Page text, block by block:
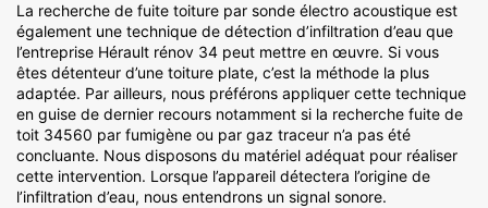
La recherche de fuite toiture par sonde électro acoustique est
également une technique de détection d’infiltration d’eau que
l’entreprise Hérault rénov 34 peut mettre en œuvre. Si vous
êtes détenteur d’une toiture plate, c’est la méthode la plus
adaptée. Par ailleurs, nous préférons appliquer cette technique
en guise de dernier recours notamment si la recherche fuite de
toit 34560 par fumigène ou par gaz traceur n’a pas été
concluante. Nous disposons du matériel adéquat pour réaliser
cette intervention. Lorsque l’appareil détectera l’origine de
l’infiltration d’eau, nous entendrons un signal sonore.